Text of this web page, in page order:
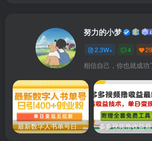
碰到启动提示需要修复怎么解决？
运行下安装目录下的dnrepairer.exe
如何只更新去广告后的系统镜像呢？
只需下载去广告版提取镜像文件替换到以
努力的小梦
2.3W+ 4 29
相信自己，你也就成功
最新数字人书单号日400+创业粉，单日变现五位数，市面卖5980附软件和详…